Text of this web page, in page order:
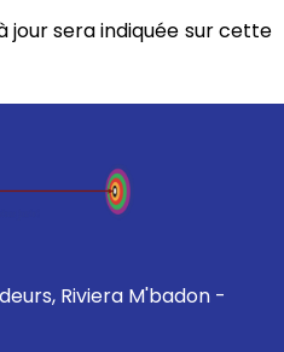
jour sera indiquée sur cette
Riviera M'badon -